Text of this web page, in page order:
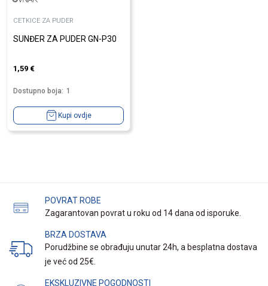
CETKICE ZA PUDER
SUNĐER ZA PUDER GN-P30
1,59 €
Dostupno boja: 1
Kupi ovdje
POVRAT ROBE
Zagarantovan povrat u roku od 14 dana od isporuke.
BRZA DOSTAVA
Porudžbine se obrađuju unutar 24h, a besplatna dostava
je već od 25€.
EKSKLUZIVNE POGODNOSTI